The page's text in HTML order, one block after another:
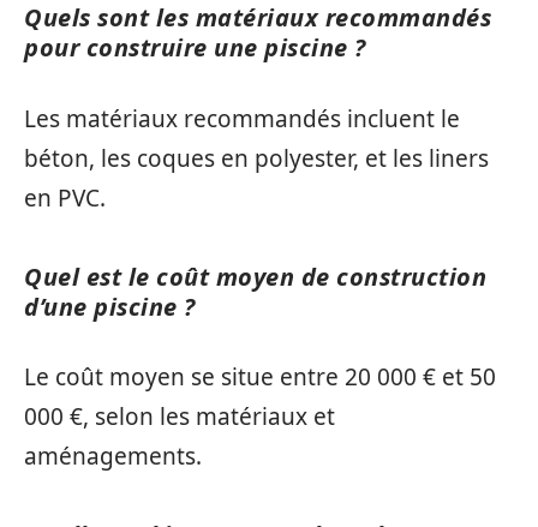
Quels sont les matériaux recommandés
pour construire une piscine ?
Les matériaux recommandés incluent le
béton, les coques en polyester, et les liners
en PVC.
Quel est le coût moyen de construction
d’une piscine ?
Le coût moyen se situe entre 20 000 € et 50
000 €, selon les matériaux et
aménagements.